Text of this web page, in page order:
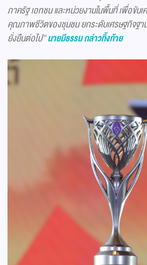
ภาครัฐ เอกชน และหน่วยงานในพื้นที่ เพื่อขับ
คุณภาพชีวิตของชุมชน ยกระดับเศรษฐกิจฐา
ยั่งยืนต่อไป”นายมีธรรม กล่าวทิ้งท้าย